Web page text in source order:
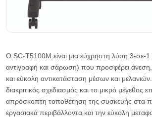
Ο SC-T5100M είναι μια εύχρηστη λύση 3-σε-
αντιγραφή και σάρωση) που προσφέρει
και εύκολη αντικατάσταση μέσων και
διακριτικός σχεδιασμός και το μικρό μέγεθος
απρόσκοπτη τοποθέτηση της συσκευής στα
εργασιακά περιβάλλοντα και την εύκολη